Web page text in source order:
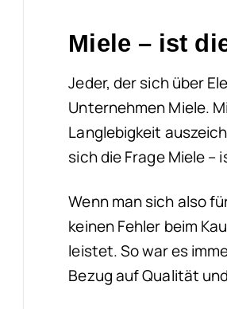
Miele – ist
Jeder, der sich über
Unternehmen Miele.
Langlebigkeit
sich die Frage Miele –
Wenn man sich also
keinen Fehler beim
leistet. So war es
Bezug auf Qualität